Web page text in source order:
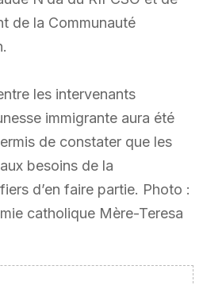
de la Communauté
les intervenants
immigrante aura été
de constater que les
besoins de la
d’en faire partie. Photo :
catholique Mère-Teresa